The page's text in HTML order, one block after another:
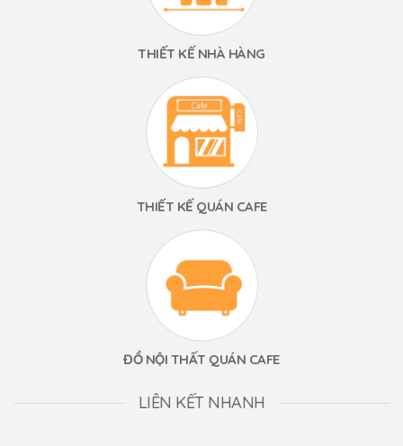
THIẾT KẾ NHÀ HÀNG
THIẾT KẾ QUÁN CAFE
ĐỒ NỘI THẤT QUÁN CAFE
LIÊN KẾT NHANH